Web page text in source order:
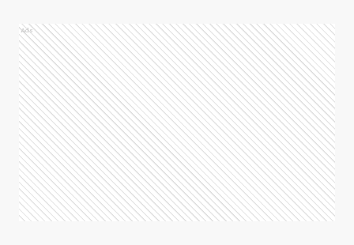
Ads